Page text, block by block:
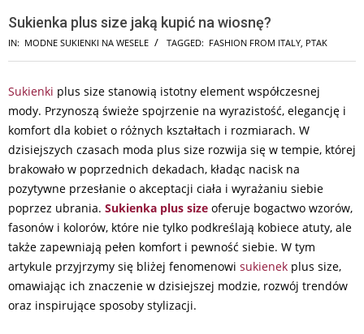
Sukienka plus size jaką kupić na wiosnę?
IN: MODNE SUKIENKI NA WESELE TAGGED: FASHION FROM ITALY, PTAK
Sukienki plus size stanowią istotny element współczesnej
mody. Przynoszą świeże spojrzenie na wyrazistość, elegancję i
komfort dla kobiet o różnych kształtach i rozmiarach. W
dzisiejszych czasach moda plus size rozwija się w tempie, której
brakowało w poprzednich dekadach, kładąc nacisk na
pozytywne przesłanie o akceptacji ciała i wyrażaniu siebie
poprzez ubrania. Sukienka plus size oferuje bogactwo wzorów,
fasonów i kolorów, które nie tylko podkreślają kobiece atuty, ale
także zapewniają pełen komfort i pewność siebie. W tym
artykule przyjrzymy się bliżej fenomenowi sukienek plus size,
omawiając ich znaczenie w dzisiejszej modzie, rozwój trendów
oraz inspirujące sposoby stylizacji.